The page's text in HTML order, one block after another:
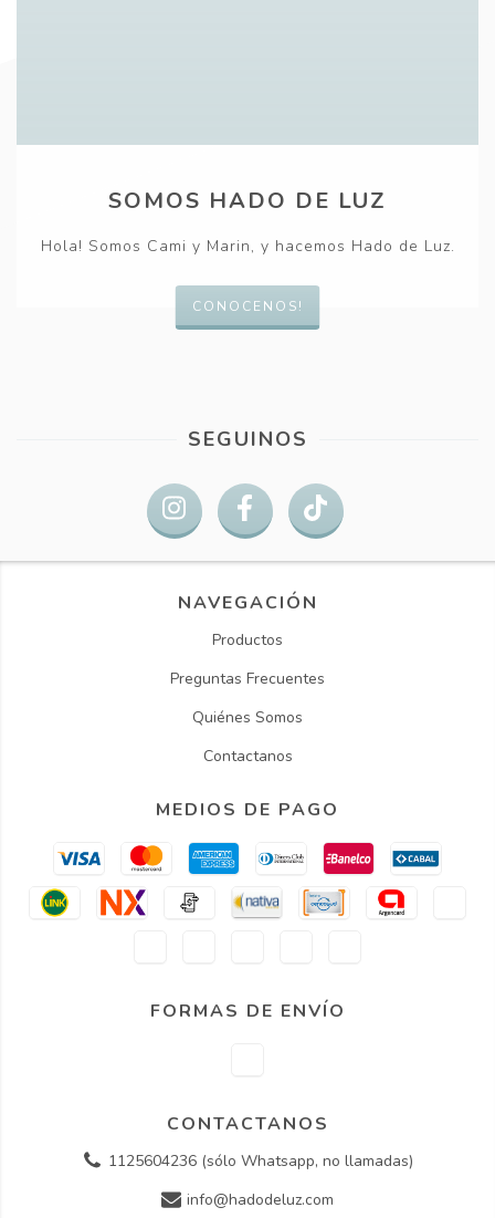
SOMOS HADO DE LUZ
Hola! Somos Cami y Marin, y hacemos Hado de Luz.
CONOCENOS!
SEGUINOS
NAVEGACIÓN
Productos
Preguntas Frecuentes
Quiénes Somos
Contactanos
MEDIOS DE PAGO
FORMAS DE ENVÍO
CONTACTANOS
1125604236 (sólo Whatsapp, no llamadas)
info@hadodeluz.com